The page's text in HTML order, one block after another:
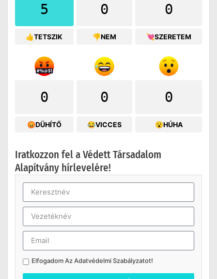
5
👍TETSZIK
0
👎NEM
0
💘SZERETEM
0
😡DÜHÍTŐ
0
😂VICCES
0
😮HÚHA
Iratkozzon fel a Védett Társadalom
Alapítvány hírlevelére!
Elfogadom AzAdatvédelmi Szabályzatot!